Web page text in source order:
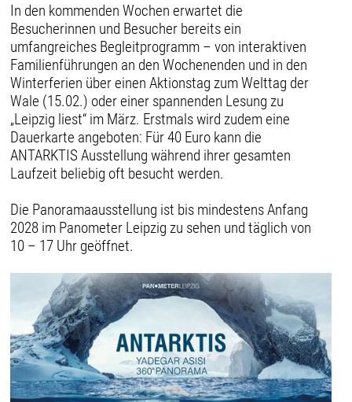
In den kommenden Wochen erwartet die
Besucherinnen und Besucher bereits ein
umfangreiches Begleitprogramm – von interaktiven
Familienführungen an den Wochenenden und in den
Winterferien über einen Aktionstag zum Welttag der
Wale (15.02.) oder einer spannenden Lesung zu
„Leipzig liest“ im März. Erstmals wird zudem eine
Dauerkarte angeboten: Für 40 Euro kann die
ANTARKTIS Ausstellung während ihrer gesamten
Laufzeit beliebig oft besucht werden.
Die Panoramaausstellung ist bis mindestens Anfang
2028 im Panometer Leipzig zu sehen und täglich von
10 – 17 Uhr geöffnet.